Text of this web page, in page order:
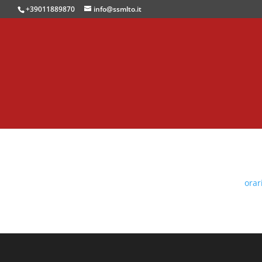
+39011889870 info@ssmlto.it